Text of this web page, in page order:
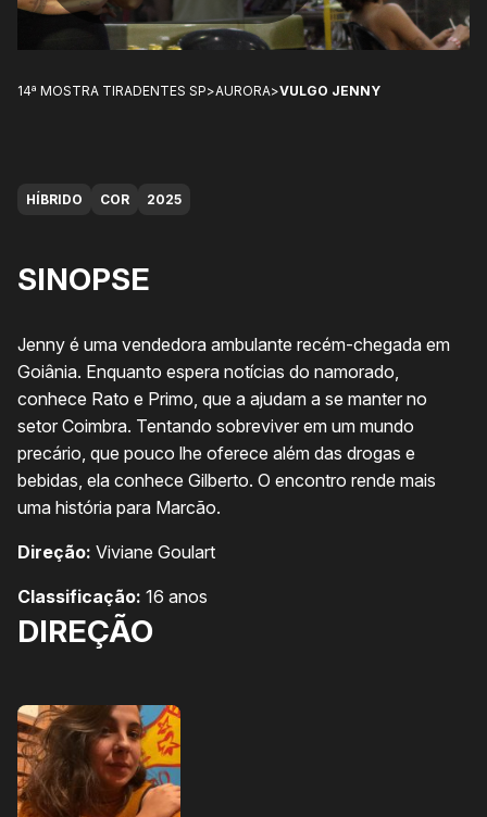
14ª MOSTRA TIRADENTES SP>AURORA>VULGO JENNY
HÍBRIDO COR 2025
SINOPSE
Jenny é uma vendedora ambulante recém-chegada em
Goiânia. Enquanto espera notícias do namorado,
conhece Rato e Primo, que a ajudam a se manter no
setor Coimbra. Tentando sobreviver em um mundo
precário, que pouco lhe oferece além das drogas e
bebidas, ela conhece Gilberto. O encontro rende mais
uma história para Marcão.
Direção: Viviane Goulart
Classificação: 16 anos
DIREÇÃO